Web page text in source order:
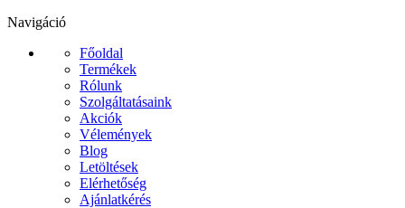
Navigáció
Főoldal
Termékek
Rólunk
Szolgáltatásaink
Akciók
Vélemények
Blog
Letöltések
Elérhetőség
Ajánlatkérés